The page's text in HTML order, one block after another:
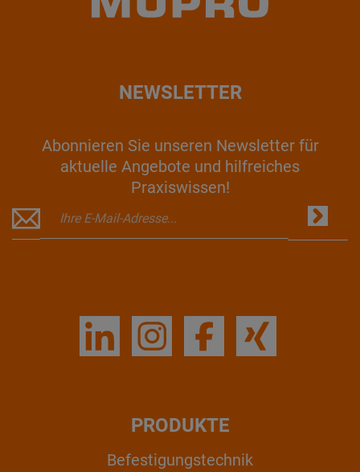
NEWSLETTER
Abonnieren Sie unseren Newsletter für
aktuelle Angebote und hilfreiches
Praxiswissen!
PRODUKTE
Befestigungstechnik